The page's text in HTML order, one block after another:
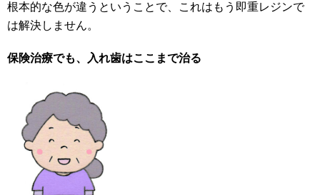
根本的な色が違うということで、これはもう即重レジンで
は解決しません。
保険治療でも、入れ歯はここまで治る